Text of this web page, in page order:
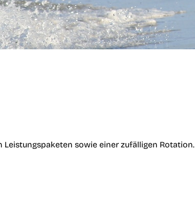
sowie einer zufälligen Rotation.